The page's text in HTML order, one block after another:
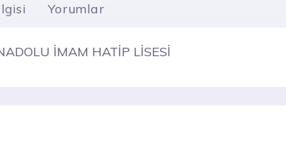
Yorumlar
İMAM HATİP LİSESİ